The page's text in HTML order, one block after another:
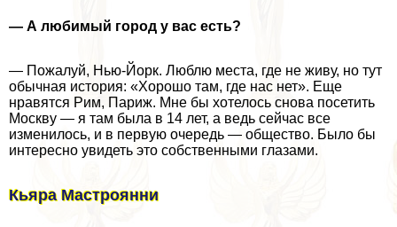
— А любимый город у вас есть?
— Пожалуй, Нью-Йорк. Люблю места, где не живу, но тут
обычная история: «Хорошо там, где нас нет». Еще
нравятся Рим, Париж. Мне бы хотелось снова посетить
Москву — я там была в 14 лет, а ведь сейчас все
изменилось, и в первую очередь — общество. Было бы
интересно увидеть это собственными глазами.
Кьяра Мастроянни